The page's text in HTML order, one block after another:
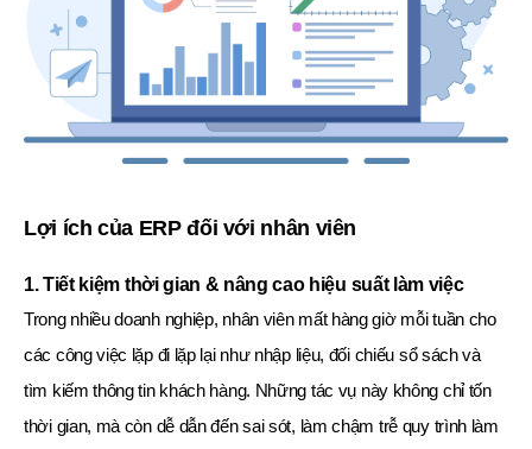
Lợi ích của ERP đối với nhân viên
1. Tiết kiệm thời gian & nâng cao hiệu suất làm việc
Trong nhiều doanh nghiệp, nhân viên mất hàng giờ mỗi tuần cho
các công việc lặp đi lặp lại như nhập liệu, đối chiếu sổ sách và
tìm kiếm thông tin khách hàng. Những tác vụ này không chỉ tốn
thời gian, mà còn dễ dẫn đến sai sót, làm chậm trễ quy trình làm